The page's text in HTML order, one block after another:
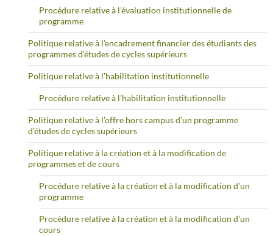
Procédure relative à l’évaluation institutionnelle de
programme
Politique relative à l’encadrement financier des étudiants des
programmes d’études de cycles supérieurs
Politique relative à l’habilitation institutionnelle
Procédure relative à l’habilitation institutionnelle
Politique relative à l’offre hors campus d’un programme
d’études de cycles supérieurs
Politique relative à la création et à la modification de
programmes et de cours
Procédure relative à la création et à la modification d’un
programme
Procédure relative à la création et à la modification d’un
cours